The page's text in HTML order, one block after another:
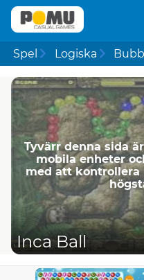
Spel Logiska
Tyvärr denna sida
mobila enheter
med att kontrollera
Inca Ball